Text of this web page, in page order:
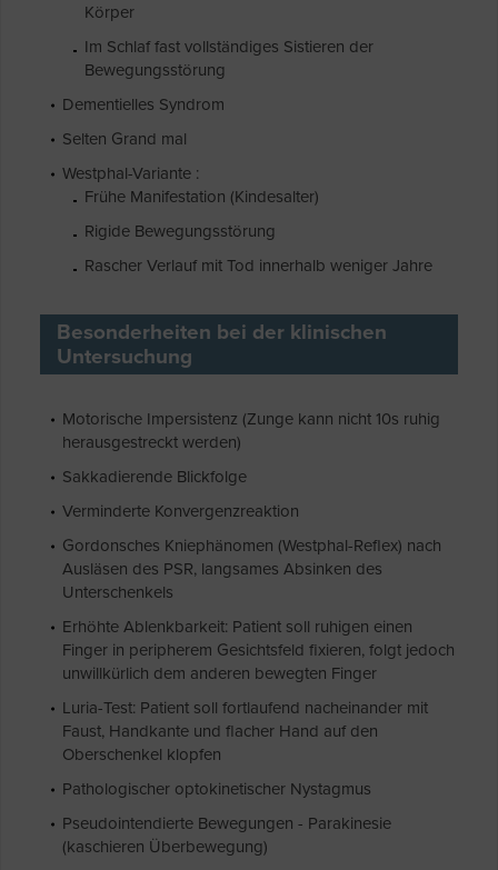
Körper
Im Schlaf fast vollständiges Sistieren der
Bewegungsstörung
Dementielles Syndrom
Selten Grand mal
Westphal-Variante :
Frühe Manifestation (Kindesalter)
Rigide Bewegungsstörung
Rascher Verlauf mit Tod innerhalb weniger Jahre
Besonderheiten bei der klinischen
Untersuchung
Motorische Impersistenz (Zunge kann nicht 10s ruhig
herausgestreckt werden)
Sakkadierende Blickfolge
Verminderte Konvergenzreaktion
Gordonsches Kniephänomen (Westphal-Reflex) nach
Ausläsen des PSR, langsames Absinken des
Unterschenkels
Erhöhte Ablenkbarkeit: Patient soll ruhigen einen
Finger in peripherem Gesichtsfeld fixieren, folgt jedoch
unwillkürlich dem anderen bewegten Finger
Luria-Test: Patient soll fortlaufend nacheinander mit
Faust, Handkante und flacher Hand auf den
Oberschenkel klopfen
Pathologischer optokinetischer Nystagmus
Pseudointendierte Bewegungen - Parakinesie
(kaschieren Überbewegung)